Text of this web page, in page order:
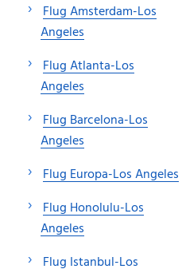
Flug Amsterdam-Los
Angeles
Flug Atlanta-Los
Angeles
Flug Barcelona-Los
Angeles
Flug Europa-Los Angeles
Flug Honolulu-Los
Angeles
Flug Istanbul-Los